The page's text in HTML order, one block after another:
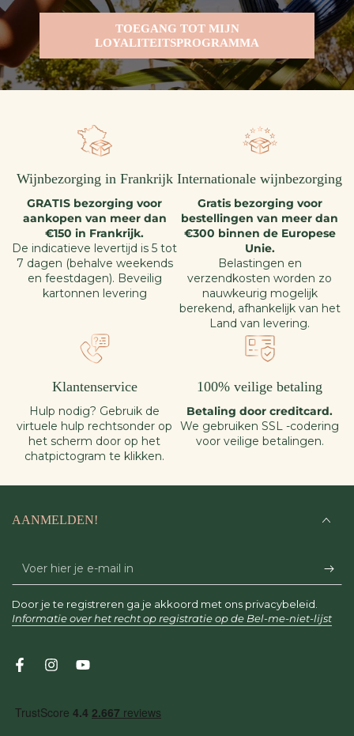
TOEGANG TOT MIJN
LOYALITEITSPROGRAMMA
Wijnbezorging in Frankrijk
GRATIS bezorging voor
aankopen van meer dan
€150 in Frankrijk.
De indicatieve levertijd is 5 tot
7 dagen (behalve weekends
en feestdagen). Beveilig
kartonnen levering
Internationale wijnbezorging
Gratis bezorging voor
bestellingen van meer dan
€300 binnen de Europese
Unie.
Belastingen en
verzendkosten worden zo
nauwkeurig mogelijk
berekend, afhankelijk van het
Land van levering.
Klantenservice
Hulp nodig? Gebruik de
virtuele hulp rechtsonder op
het scherm door op het
chatpictogram te klikken.
100% veilige betaling
Betaling door creditcard.
We gebruiken SSL -codering
voor veilige betalingen.
AANMELDEN!
Voer
hier
je
mail
Door je te registreren ga je akkoord met ons privacybeleid.
Informatie over het recht op registratie op de Bel-me-niet-lijst
FacebookInstagramYouTube